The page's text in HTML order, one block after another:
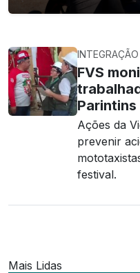
FVS
Parintins
Ações da
prevenir
festival.
Mais Lidas